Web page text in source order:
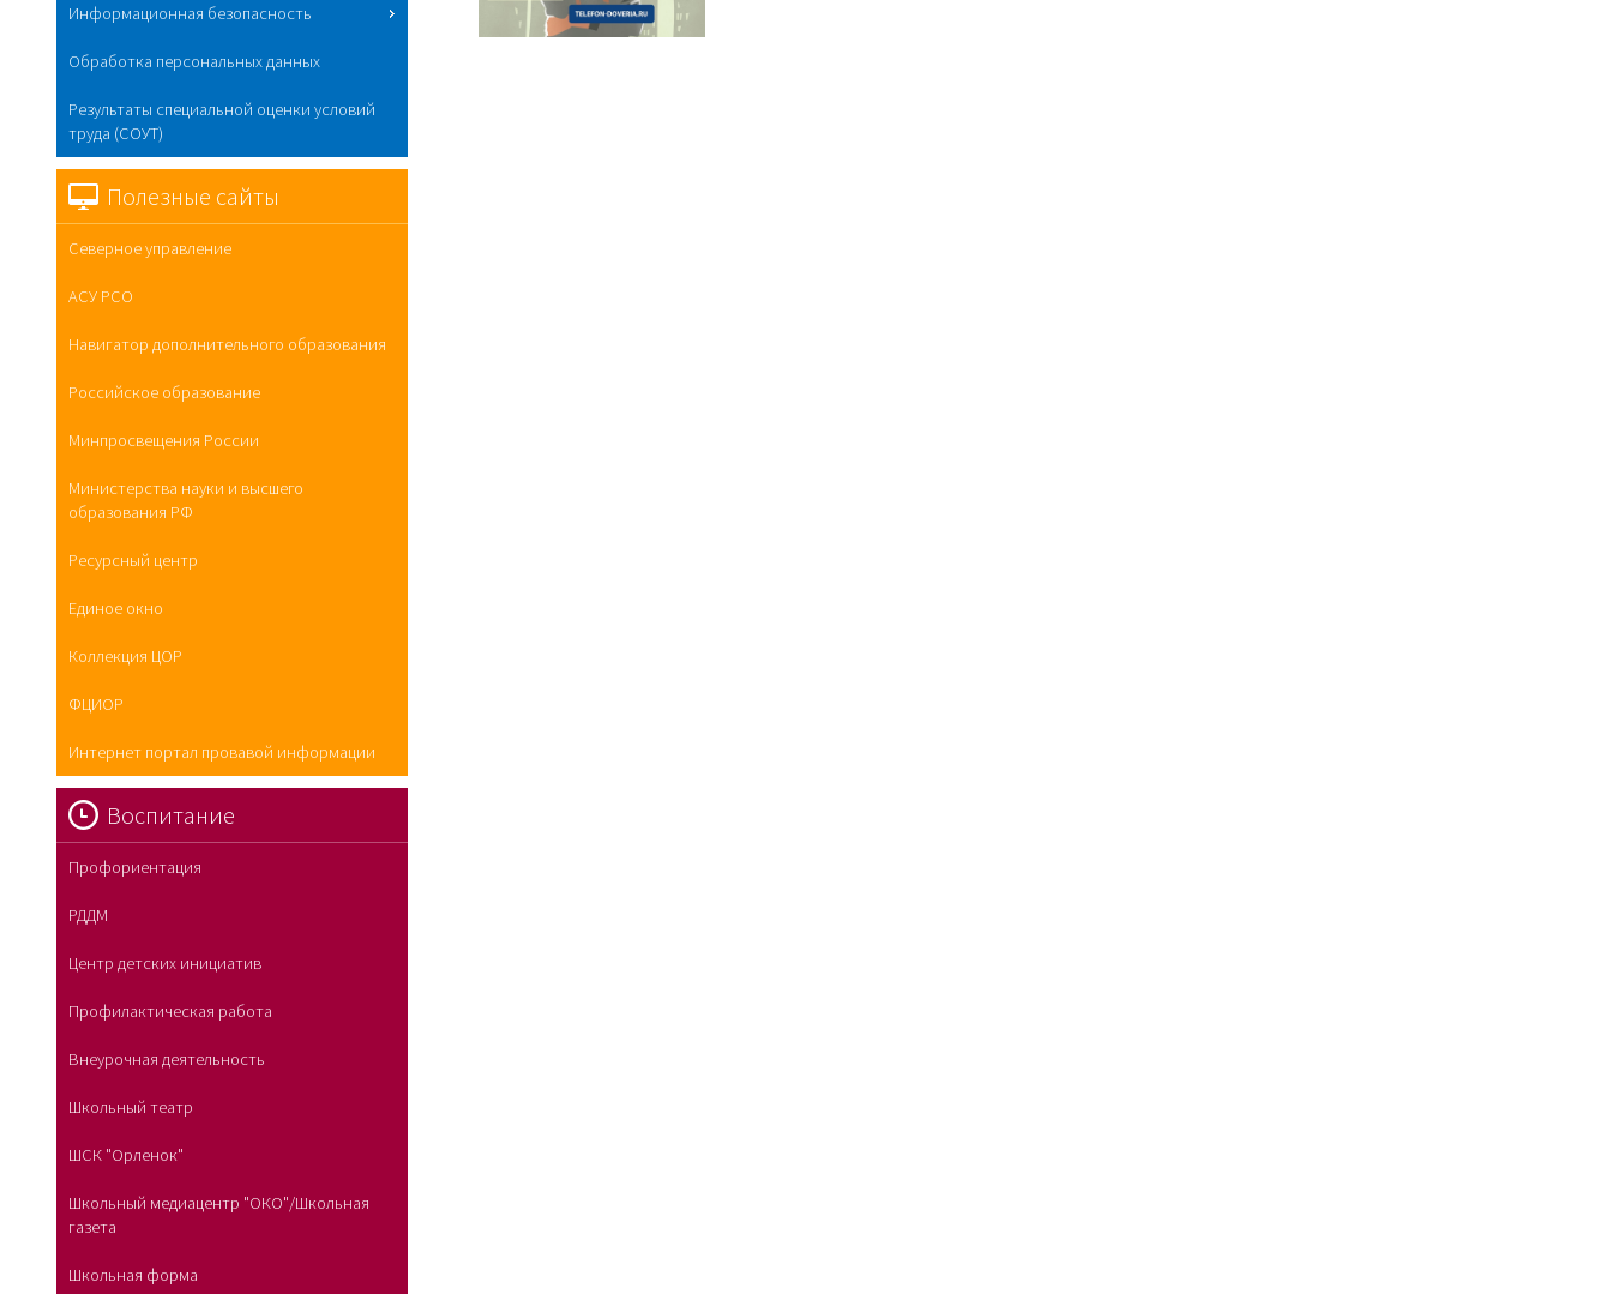
Информационная безопасность
Обработка персональных данных
Результаты специальной оценки условий
труда (СОУТ)
Полезные сайты
Северное управление
АСУ РСО
Навигатор дополнительного образования
Российское образование
Минпросвещения России
Министерства науки и высшего
образования РФ
Ресурсный центр
Единое окно
Коллекция ЦОР
ФЦИОР
Интернет портал провавой информации
Воспитание
Профориентация
РДДМ
Центр детских инициатив
Профилактическая работа
Внеурочная деятельность
Школьный театр
ШСК "Орленок"
Школьный медиацентр "ОКО"/Школьная
газета
Школьная форма